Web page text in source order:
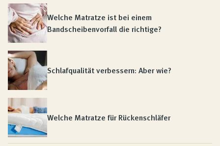
Welche Matratze ist bei einem
Bandscheibenvorfall die richtige?
Schlafqualität verbessern: Aber wie?
Welche Matratze für Rückenschläfer